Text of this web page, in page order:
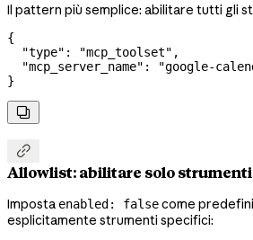
Il pattern più semplice: abilitare tutti gli
{
  "type"
: "mcp_toolset" ,
  "mcp_server_name"
:
"google-
}


Allowlist: abilitare solo
Imposta enabled: falsecome
esplicitamente strumenti specifici: